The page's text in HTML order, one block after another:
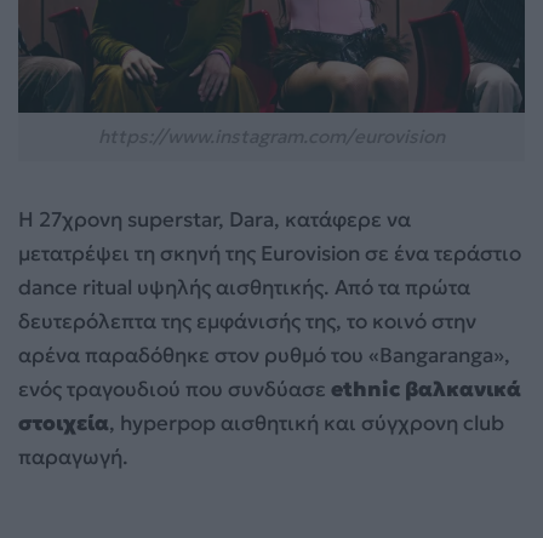
Η 27χρονη superstar, Dara, κατάφερε να
μετατρέψει τη σκηνή της Eurovision σε ένα τεράστιο
dance ritual υψηλής αισθητικής. Από τα πρώτα
δευτερόλεπτα της εμφάνισής της, το κοινό στην
αρένα παραδόθηκε στον ρυθμό του «Bangaranga»,
ενός τραγουδιού που συνδύασε ethnic βαλκανικά
στοιχεία, hyperpop αισθητική και σύγχρονη club
παραγωγή.